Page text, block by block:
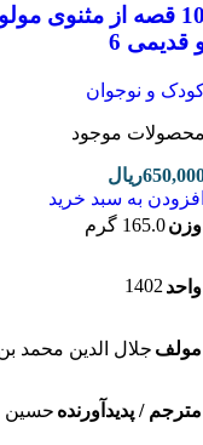
10 قصه از مثنوی
6
و نوجوان
موجود
ریال
به سبد خرید
165.0 گرم
1402
جلال الدین محمد بن
/ پدیدآورندهحسین